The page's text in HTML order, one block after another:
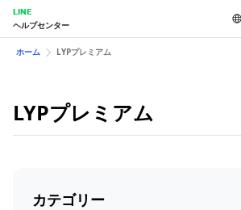
LINE
ヘルプセンター
ホーム LYPプレミアム
LYPプレミアム
カテゴリー